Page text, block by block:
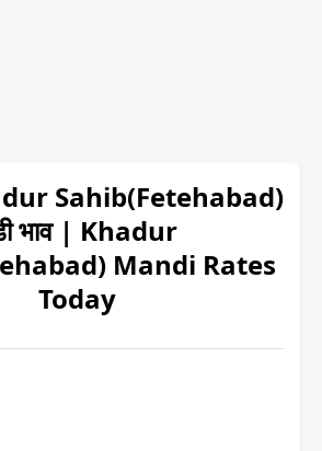
Sahib(Fetehabad)
भाव | Khadur
Mandi Rates
Today